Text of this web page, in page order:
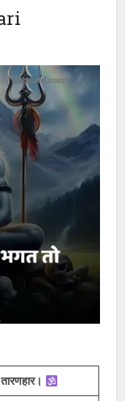
आत्मीयता जोड़ लेते
| क्यूट स्माइल